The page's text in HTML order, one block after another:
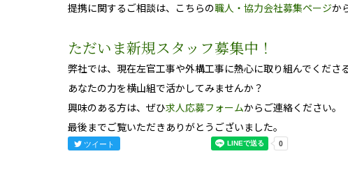
提携に関するご相談は、こちらの職人・協力会社募集ページか
ただいま新規スタッフ募集中！
弊社では、現在左官工事や外構工事に熱心に取り組んでくださ
あなたの力を横山組で活かしてみませんか？
興味のある方は、ぜひ求人応募フォームからご連絡ください。
最後までご覧いただきありがとうございました。
ツイート